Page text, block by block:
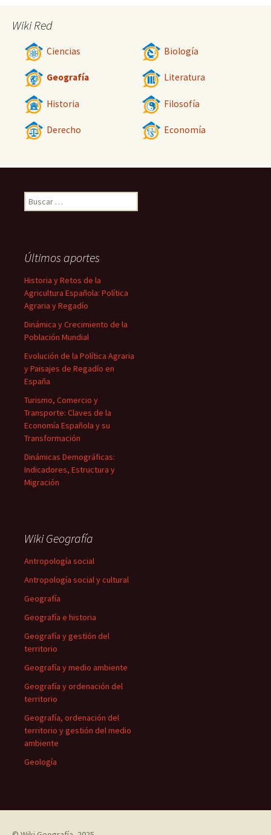
Wiki Red
Ciencias Biología
Geografía Literatura
Historia Filosofía
Derecho Economía
Buscar:
Últimos aportes
Historia y Retos de la
Agricultura Española: Política
Agraria y Regadío
Dinámica y Crecimiento de la
Población Mundial
Evolución de la Política Agraria
y Paisajes de Regadío en
España
Turismo, Comercio y
Transporte: Claves de la
Economía Española y su
Transformación
Dinámicas Demográficas:
Indicadores, Estructura y
Migración
Wiki Geografía
Antropología social
Antropología social y cultural
Geografía
Geografía e historia
Geografía y gestión del
territorio
Geografía y medio ambiente
Geografía y ordenación del
territorio
Geografía, ordenación del
territorio y gestión del medio
ambiente
Geología